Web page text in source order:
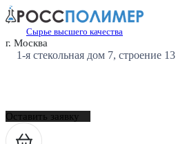
Сырье высшего качества
г. Москва
1-я стекольная дом 7, строение 13
Оставить заявку